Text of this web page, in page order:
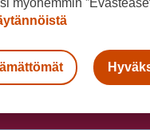
S
myöhemmin